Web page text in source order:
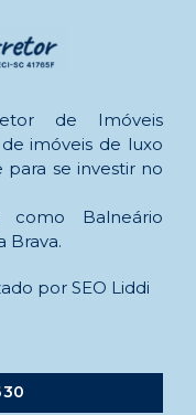
de Imóveis
imóveis de luxo
se investir no
como Balneário
Brava.
por SEO Liddi